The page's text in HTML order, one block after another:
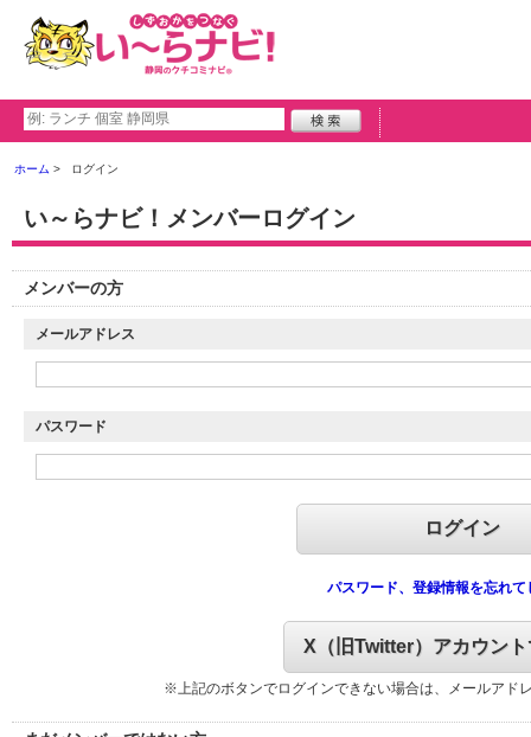
ホーム ログイン
い～らナビ！メンバーログイン
メンバーの方
メールアドレス
パスワード
パスワード、登録情報を忘れて
X（旧Twitter）アカウン
※上記のボタンでログインできない場合は、メールアド